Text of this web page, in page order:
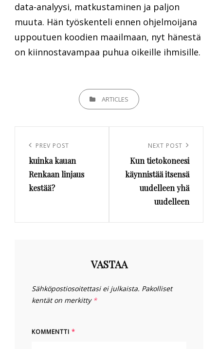
data-analyysi, matkustaminen ja paljon
muuta. Hän työskenteli ennen ohjelmoijana
uppoutuen koodien maailmaan, nyt hänestä
on kiinnostavampaa puhua oikeille ihmisille.
CATEGORIESARTICLES
selaus
Previous
Post
PREV POST
kuinka kauan
Renkaan linjaus
kestää?
Post
NEXT POST
Kun tietokoneesi
käynnistää itsensä
uudelleen yhä
uudelleen
VASTAA
Sähköpostiosoitettasi ei julkaista. Pakolliset
kentät on merkitty *
KOMMENTTI *